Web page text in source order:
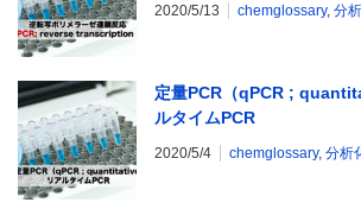
2020/5/13 chemglossary, 分
定量PCR（qPCR ;
ルタイムPCR
2020/5/4 chemglossary, 分析